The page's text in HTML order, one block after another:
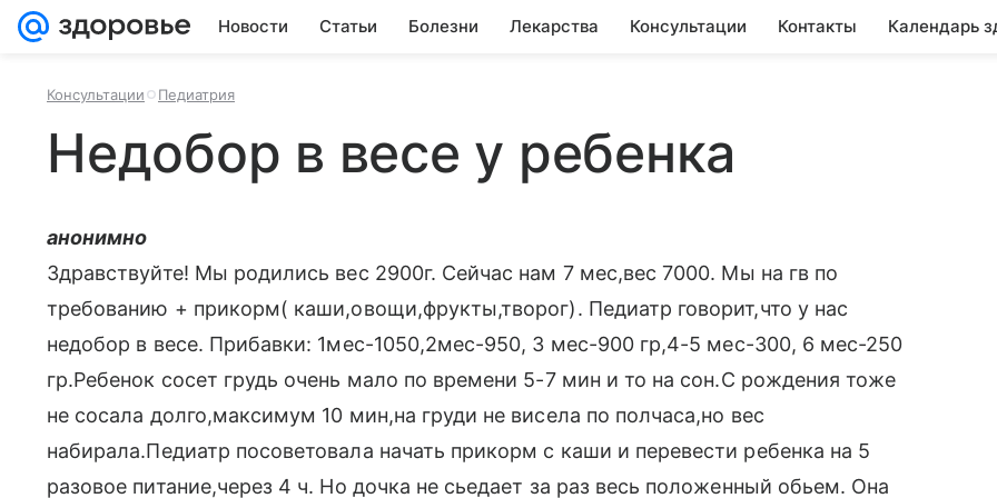
Новости Статьи Болезни Лекарства Консультации Контакты Календарь
Консультации Педиатрия
Недобор в весе у ребенка
анонимно
Здравствуйте! Мы родились вес 2900г. Сейчас нам 7 мес,вес 7000. Мы на гв по
требованию + прикорм( каши,овощи,фрукты,творог). Педиатр говорит,что у нас
недобор в весе. Прибавки: 1мес-1050,2мес-950, 3 мес-900 гр,4-5 мес-300, 6 мес-250
гр.Ребенок сосет грудь очень мало по времени 5-7 мин и то на сон.С рождения тоже
не сосала долго,максимум 10 мин,на груди не висела по полчаса,но вес
набирала.Педиатр посоветовала начать прикорм с каши и перевести ребенка на 5
разовое питание,через 4 ч. Но дочка не сьедает за раз весь положенный обьем. Она